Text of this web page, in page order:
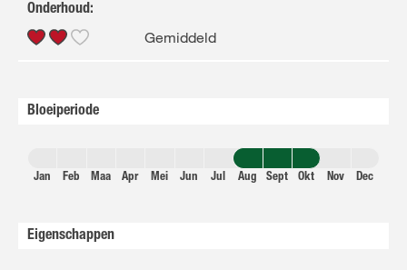
Onderhoud:
Gemiddeld
Bloeiperiode
Jan Feb Maa Apr Mei Jun Jul Aug Sept Okt Nov Dec
Eigenschappen